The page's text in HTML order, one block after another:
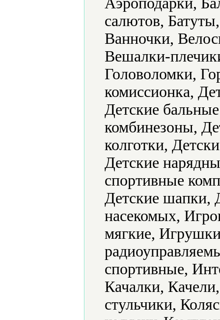
салютов,
Ванночки,
Вешалки-
Головоломки,
комиссионка,
Детские
комбинезоны,
колготки,
Детские
спортивные
Детские шапки,
насекомых,
мягкие,
спортивные,
Качалки,
стульчики,